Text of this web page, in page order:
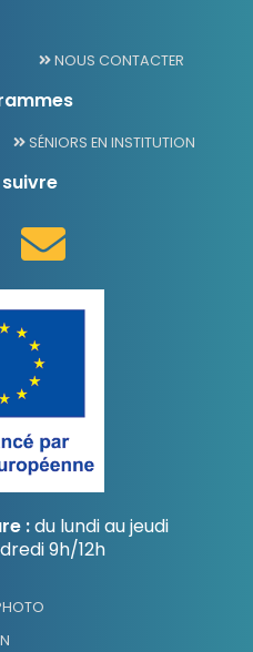
NOUS CONTACTER
SÉNIORS EN INSTITUTION
:du lundi au jeudi
9h/12h